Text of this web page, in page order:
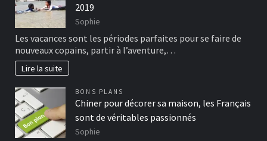
2019
Sophie
Les vacances sont les périodes parfaites pour se faire de
nouveaux copains, partir à l’aventure,…
Lire la suite
BONS PLANS
Chiner pour décorer sa maison, les Français
sont de véritables passionnés
Sophie